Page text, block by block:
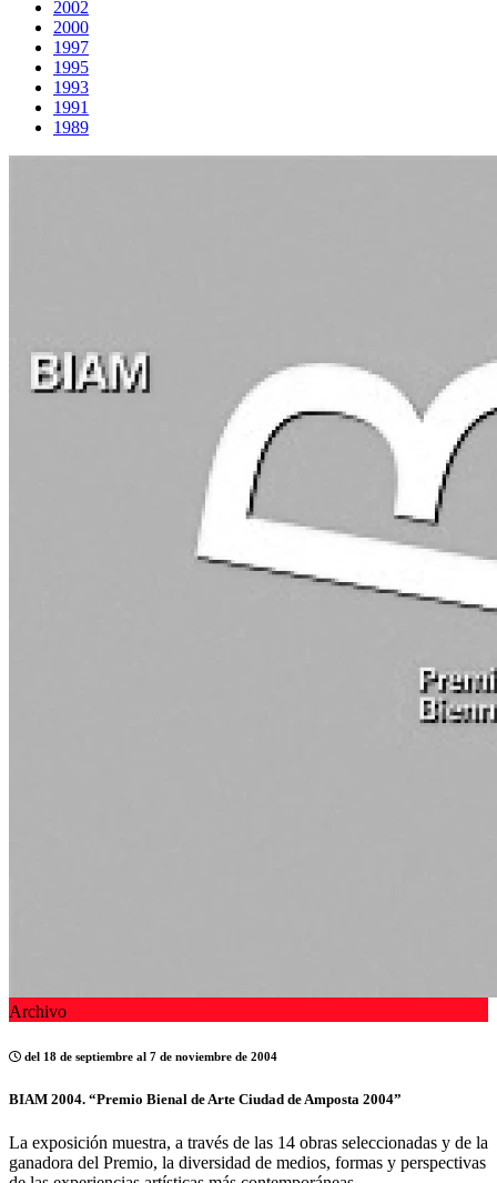
2002
2000
1997
1995
1993
1991
1989
Archivo
del 18 de septiembre al 7 de noviembre de 2004
BIAM 2004. “Premio Bienal de Arte Ciudad de Amposta 2004”
La exposición muestra, a través de las 14 obras seleccionadas y de la
ganadora del Premio, la diversidad de medios, formas y perspectivas